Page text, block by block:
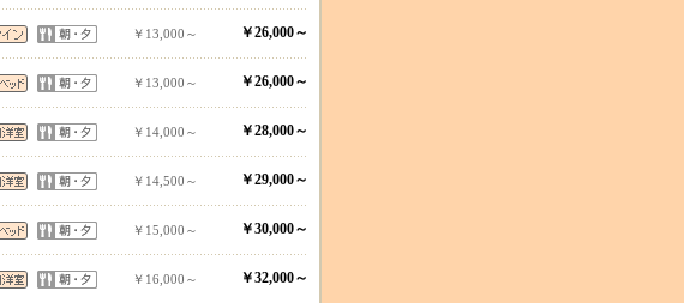
￥13,000～ ￥26,000～
￥13,000～ ￥26,000～
￥14,000～ ￥28,000～
￥14,500～ ￥29,000～
￥15,000～ ￥30,000～
￥16,000～ ￥32,000～